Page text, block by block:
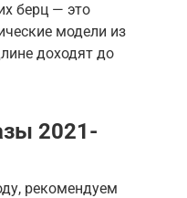
берц — это
модели из
доходят до
2021-
рекомендуем